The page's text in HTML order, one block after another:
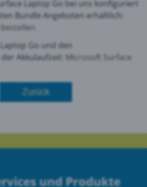
Laptop Go bei uns konfiguriert
Bundle Angeboten erhältlich:
Go und den
Akkulaufzeit: Microsoft Surface
Zurück
und Produkte